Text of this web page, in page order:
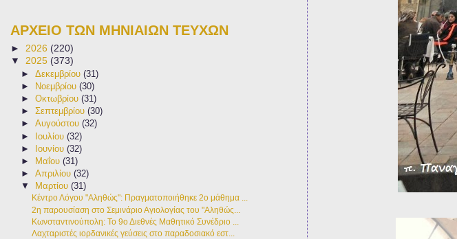
ΑΡΧΕΙΟ ΤΩΝ ΜΗΝΙΑΙΩΝ ΤΕΥΧΩΝ
► 2026 (220)
▼ 2025 (373)
►Δεκεμβρίου(31)
►
Νοεμβρίου(30)
►Οκτωβρίου(31)
►Σεπτεμβρίου(30)
►Αυγούστου(32)
► Ιουλίου(32)
►
Ιουνίου(32)
►
Μαΐου(31)
►Απριλίου(32)
▼
Μαρτίου(31)
Κέντρο Λόγου "Αληθώς": Πραγματοποιήθηκε 2ο μάθημα ...
2η παρουσίαση στο Σεμινάριο Αγιολογίας του "Αληθώς...
Κωνσταντινούπολη: Το 9ο Διεθνές Μαθητικό Συνέδριο ...
Λαχταριστές ιορδανικές γεύσεις στο παραδοσιακό εστ...